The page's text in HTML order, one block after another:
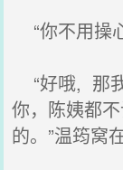
“你不用操
“好哦, 那
你，陈姨都
的。”温筠窝